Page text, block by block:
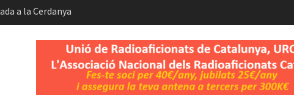
a la Cerdanya
i del Dia
Helmholtz